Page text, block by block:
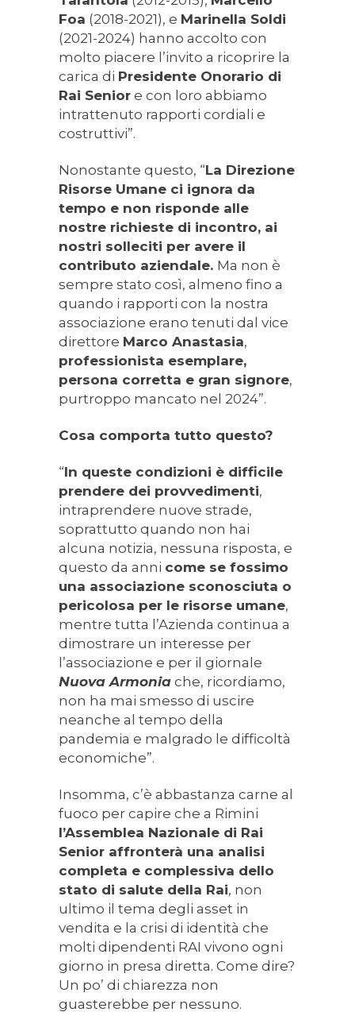
Foa (2018-2021), e Marinella Soldi
(2021-2024) hanno accolto con
molto piacere l’invito a ricoprire la
carica di Presidente Onorario di
Rai Senior e con loro abbiamo
intrattenuto rapporti cordiali e
costruttivi”.
Nonostante questo, “La Direzione
Risorse Umane ci ignora da
tempo e non risponde alle
nostre richieste di incontro, ai
nostri solleciti per avere il
contributo aziendale. Ma non è
sempre stato così, almeno fino a
quando i rapporti con la nostra
associazione erano tenuti dal vice
direttore Marco Anastasia,
professionista esemplare,
persona corretta e gran signore,
purtroppo mancato nel 2024”.
Cosa comporta tutto questo?
“In queste condizioni è difficile
prendere dei provvedimenti,
intraprendere nuove strade,
soprattutto quando non hai
alcuna notizia, nessuna risposta, e
questo da anni come se fossimo
una associazione sconosciuta o
pericolosa per le risorse umane,
mentre tutta l’Azienda continua a
dimostrare un interesse per
l’associazione e per il giornale
Nuova Armonia che, ricordiamo,
non ha mai smesso di uscire
neanche al tempo della
pandemia e malgrado le difficoltà
economiche”.
Insomma, c’è abbastanza carne al
fuoco per capire che a Rimini
l’Assemblea Nazionale di Rai
Senior affronterà una analisi
completa e complessiva dello
stato di salute della Rai, non
ultimo il tema degli asset in
vendita e la crisi di identità che
molti dipendenti RAI vivono ogni
giorno in presa diretta. Come dire?
Un po’ di chiarezza non
guasterebbe per nessuno.